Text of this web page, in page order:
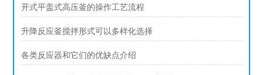
开式平盖式高压釜的操作工艺流程
升降反应釜搅拌形式可以多样化选择
各类反应器和它们的优缺点介绍